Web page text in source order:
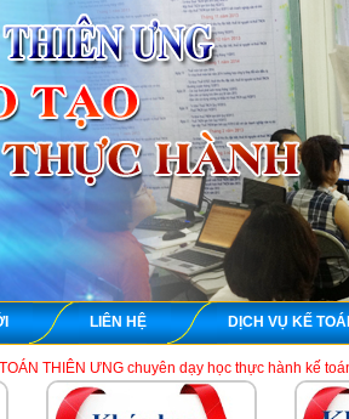
LIÊN HỆ DỊCH VỤ KẾ
KẾ TOÁN THIÊN ƯNG chuyên dạy học